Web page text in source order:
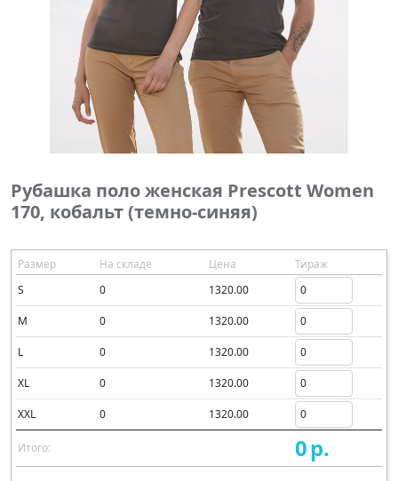
Рубашка поло женская Prescott Women
170, кобальт (темно-синяя)
Размер На складе Цена
Тираж
S
0 1320.00
M 0 1320.00
L 0 1320.00
XL 0 1320.00
XXL 0 1320.00
Итого: 0р.